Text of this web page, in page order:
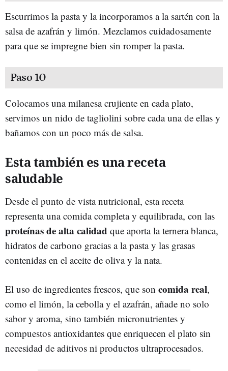
Escurrimos la pasta y la incorporamos a la sartén con la
salsa de azafrán y limón. Mezclamos cuidadosamente
para que se impregne bien sin romper la pasta.
Paso 10
Colocamos una milanesa crujiente en cada plato,
servimos un nido de tagliolini sobre cada una de ellas y
bañamos con un poco más de salsa.
Esta también es una receta
saludable
Desde el punto de vista nutricional, esta receta
representa una comida completa y equilibrada, con las
proteínas de alta calidad que aporta la ternera blanca,
hidratos de carbono gracias a la pasta y las grasas
contenidas en el aceite de oliva y la nata.
El uso de ingredientes frescos, que son comida real,
como el limón, la cebolla y el azafrán, añade no solo
sabor y aroma, sino también micronutrientes y
compuestos antioxidantes que enriquecen el plato sin
necesidad de aditivos ni productos ultraprocesados.